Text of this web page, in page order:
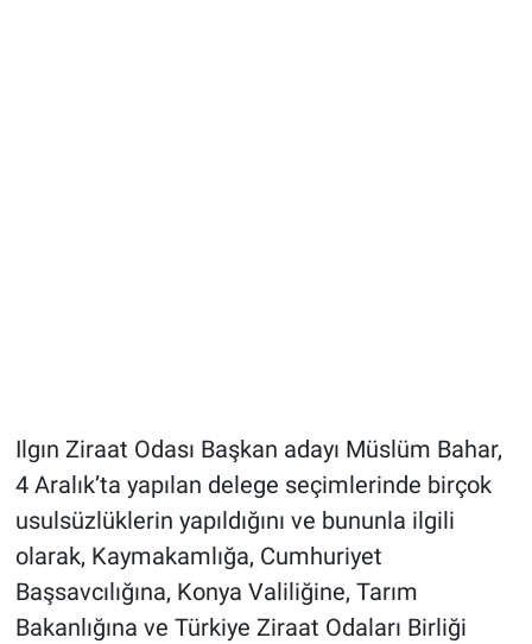
Ilgın Ziraat Odası Başkan adayı Müslüm Bahar,
4 Aralık’ta yapılan delege seçimlerinde birçok
usulsüzlüklerin yapıldığını ve bununla ilgili
olarak, Kaymakamlığa, Cumhuriyet
Başsavcılığına, Konya Valiliğine, Tarım
Bakanlığına ve Türkiye Ziraat Odaları Birliği